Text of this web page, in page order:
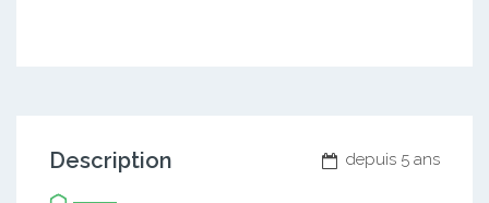
depuis 5 ans
Description